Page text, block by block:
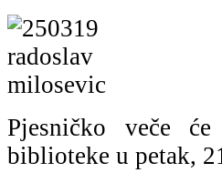
Pjesničko veče
biblioteke u petak,